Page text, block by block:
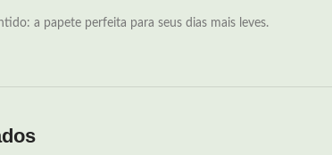
a papete perfeita para seus dias mais leves.